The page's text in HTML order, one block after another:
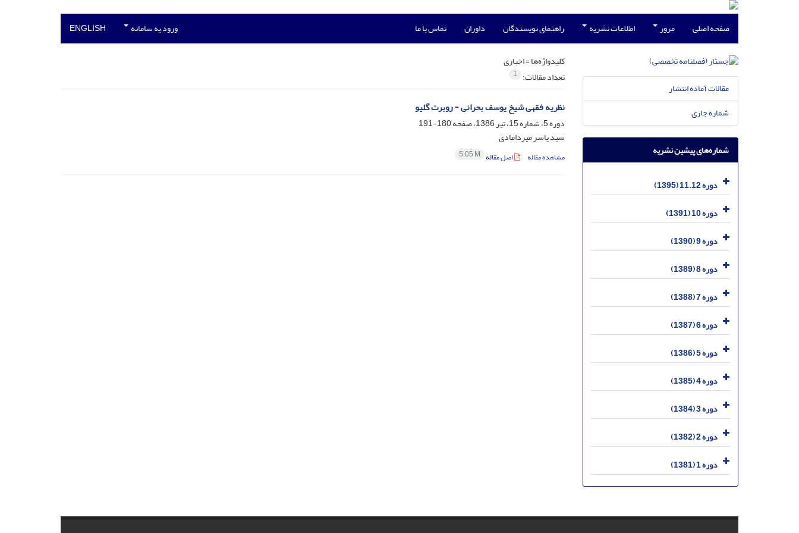
صفحه اصلی مرور اطلاعات نشریه راهنمای نویسندگان داوران تماس با ما ورود به سامانه ENGLISH
کلیدواژه‌ها =اخباری
تعداد مقالات: 1
نظریه فقهی شیخ یوسف بحرانی - روبرت گلیو
دوره 5، شماره 15، تیر 1386، صفحه
180-191
سید یاسر میردامادی
مشاهده مقاله اصل مقاله 5.05 M
مقالات آماده انتشار
شماره جاری
شماره‌های پیشین نشریه
دوره 11.12 (1395)
دوره 10 (1391)
دوره 9 (1390)
دوره 8 (1389)
دوره 7 (1388)
دوره 6 (1387)
دوره 5 (1386)
دوره 4 (1385)
دوره 3 (1384)
دوره 2 (1382)
دوره 1 (1381)